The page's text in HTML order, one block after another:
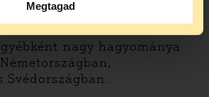
Megtagad
Ez ott is
nagy hagyománya
Svédországban.